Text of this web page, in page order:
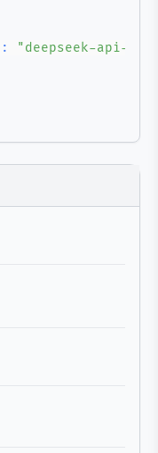
:
"deepseek-api-